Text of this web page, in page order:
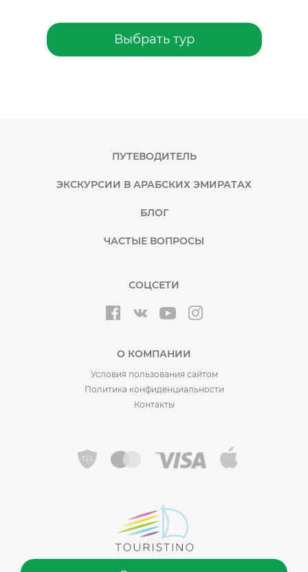
Выбрать тур
ПУТЕВОДИТЕЛЬ
ЭКСКУРСИИ В АРАБСКИХ ЭМИРАТАХ
БЛОГ
ЧАСТЫЕ ВОПРОСЫ
СОЦСЕТИ
О КОМПАНИИ
Условия пользования сайтом
Политика конфиденциальности
Контакты